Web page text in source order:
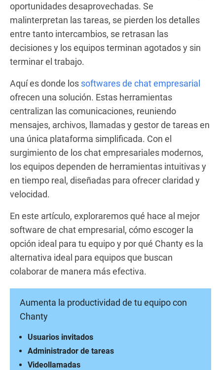
oportunidades desaprovechadas. Se
malinterpretan las tareas, se pierden los detalles
entre tanto intercambios, se retrasan las
decisiones y los equipos terminan agotados y sin
terminar el trabajo.
Aquí es donde los softwares de chat empresarial
ofrecen una solución. Estas herramientas
centralizan las comunicaciones, reuniendo
mensajes, archivos, llamadas y gestor de tareas en
una única plataforma simplificada. Con el
surgimiento de los chat empresariales modernos,
los equipos dependen de herramientas intuitivas y
en tiempo real, diseñadas para ofrecer claridad y
velocidad.
En este artículo, exploraremos qué hace al mejor
software de chat empresarial, cómo escoger la
opción ideal para tu equipo y por qué Chanty es la
alternativa ideal para equipos que buscan
colaborar de manera más efectiva.
Aumenta la productividad de tu equipo con
Chanty
Videollamadas
Administrador de tareas
Usuarios invitados